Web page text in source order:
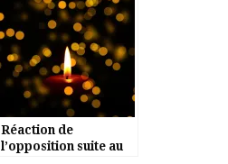
Réaction de
l’opposition suite au